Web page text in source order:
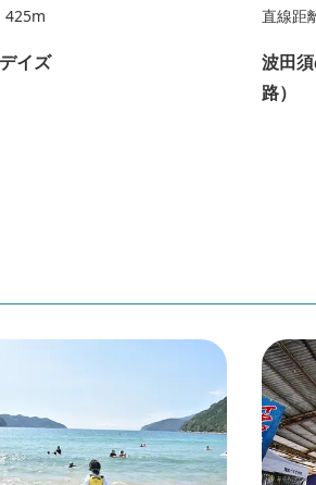
425m
イズ
直線距
波田
路）